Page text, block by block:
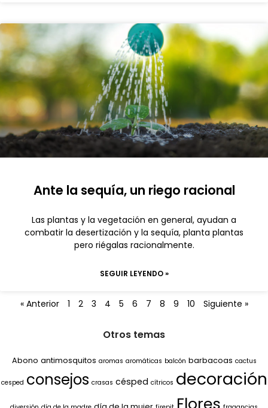
Ante la sequía, un riego racional
Las plantas y la vegetación en general, ayudan a
combatir la desertización y la sequía, planta plantas
pero riégalas racionalmente.
SEGUIR LEYENDO »
« Anterior 1 2 3 4 5 6 7 8 9 10 Siguiente »
Otros temas
Abono antimosquitos aromas aromáticas balcón barbacoas cactus
cesped consejos crasas césped cítricos decoración